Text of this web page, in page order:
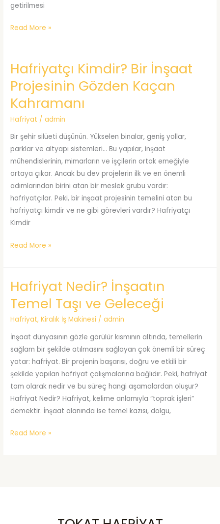
getirilmesi
Tokat
Çevresinde
Hafriyat
Alırken
Dikkat
Gerekenler
Read More »
Hafriyatçı Kimdir? Bir İnşaat
Projesinin Gözden Kaçan
Kahramanı
Hafriyat /admin
Bir şehir silüeti düşünün. Yükselen binalar, geniş yollar,
parklar ve altyapı sistemleri… Bu yapılar, inşaat
mühendislerinin, mimarların ve işçilerin ortak emeğiyle
ortaya çıkar. Ancak bu dev projelerin ilk ve en önemli
adımlarından birini atan bir meslek grubu vardır:
hafriyatçılar. Peki, bir inşaat projesinin temelini atan bu
hafriyatçı kimdir ve ne gibi görevleri vardır? Hafriyatçı
Kimdir
Hafriyatçı
Bir
İnşaat
Projesinin
Gözden
Kaçan
Kahramanı
Read More »
Hafriyat Nedir? İnşaatın
Temel Taşı ve Geleceği
Hafriyat,Kiralık İş Makinesi /admin
İnşaat dünyasının gözle görülür kısmının altında, temellerin
sağlam bir şekilde atılmasını sağlayan çok önemli bir süreç
yatar: hafriyat. Bir projenin başarısı, doğru ve etkili bir
şekilde yapılan hafriyat çalışmalarına bağlıdır. Peki, hafriyat
tam olarak nedir ve bu süreç hangi aşamalardan oluşur?
Hafriyat Nedir? Hafriyat, kelime anlamıyla “toprak işleri”
demektir. İnşaat alanında ise temel kazısı, dolgu,
Hafriyat
Read More »